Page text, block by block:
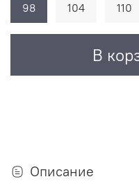
В
98 104 110
Описание